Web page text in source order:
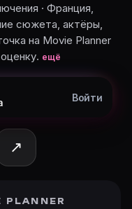
на Movie Planner.
Кихот»
·
Актуальная дата
· Франция,
сюжета, актёры,
на Movie Planner
ещё
Войти
↗